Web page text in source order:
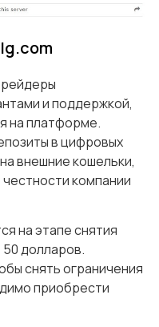
и поддержкой,
на платформе.
в цифровых
внешние кошельки,
компании
на этапе снятия
долларов.
снять ограничения
приобрести